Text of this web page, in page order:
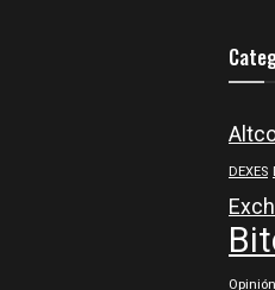
DEXES
Opinión